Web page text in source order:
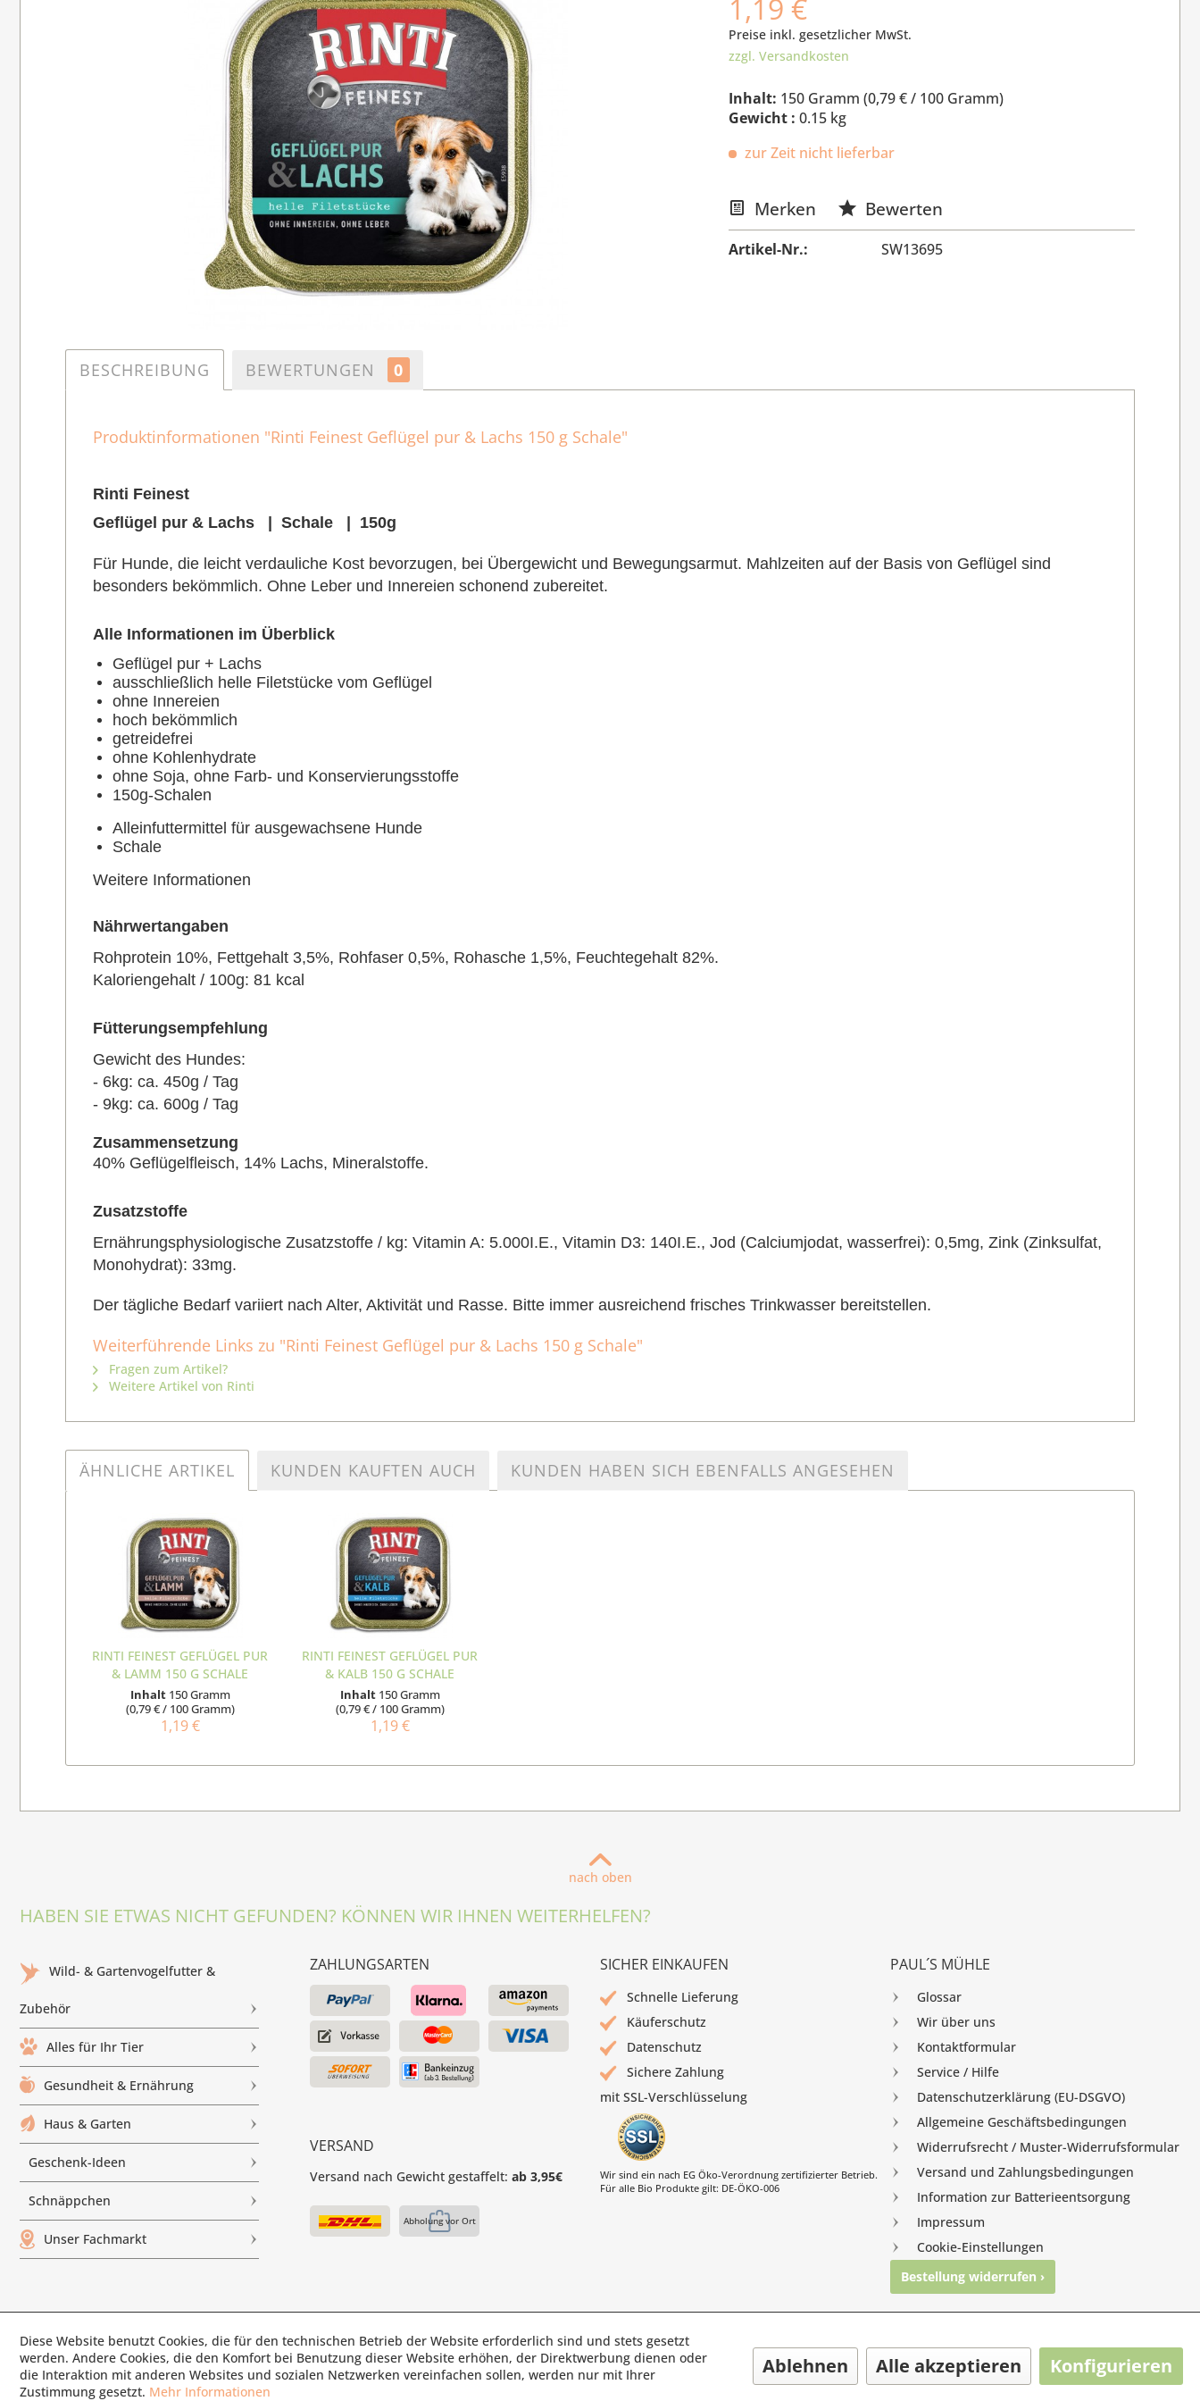
1,19 €
Preise inkl. gesetzlicher MwSt.
zzgl. Versandkosten
Inhalt: 150 Gramm (0,79 €/ 100 Gramm)
Gewicht : 0.15 kg
zur Zeit nicht lieferbar
Merken Bewerten
Artikel-Nr.: SW13695
BESCHREIBUNG BEWERTUNGEN 0
Produktinformationen "Rinti Feinest Geflügel pur & Lachs 150 g Schale"
Rinti Feinest
Geflügel pur & Lachs | Schale | 150g
Für Hunde, die leicht verdauliche Kost bevorzugen, bei Übergewicht und Bewegungsarmut. Mahlzeiten auf der Basis von Geflügel sind
besonders bekömmlich. Ohne Leber und Innereien schonend zubereitet.
Alle Informationen im Überblick
Geflügel pur + Lachs
ausschließlich helle Filetstücke vom Geflügel
ohne Innereien
hoch bekömmlich
getreidefrei
ohne Kohlenhydrate
ohne Soja, ohne Farb- und Konservierungsstoffe
150g-Schalen
Alleinfuttermittel für ausgewachsene Hunde
Schale
Weitere Informationen
Nährwertangaben
Rohprotein 10%, Fettgehalt 3,5%, Rohfaser 0,5%, Rohasche 1,5%, Feuchtegehalt 82%.
Kaloriengehalt / 100g: 81 kcal
Fütterungsempfehlung
Gewicht des Hundes:
- 6kg: ca. 450g / Tag
- 9kg: ca. 600g / Tag
Zusammensetzung
40% Geflügelfleisch, 14% Lachs, Mineralstoffe.
Zusatzstoffe
Ernährungsphysiologische Zusatzstoffe / kg: Vitamin A: 5.000I.E., Vitamin D3: 140I.E., Jod (Calciumjodat, wasserfrei): 0,5mg, Zink (Zinksulfat,
Monohydrat): 33mg.
Der tägliche Bedarf variiert nach Alter, Aktivität und Rasse. Bitte immer ausreichend frisches Trinkwasser bereitstellen.
Weiterführende Links zu "Rinti Feinest Geflügel pur & Lachs 150 g Schale"
Fragen zum Artikel?
Weitere Artikel von Rinti
ÄHNLICHE ARTIKEL KUNDEN KAUFTEN AUCH KUNDEN HABEN SICH EBENFALLS ANGESEHEN
RINTI FEINEST GEFLÜGEL PUR
& LAMM 150 G SCHALE
Inhalt 150 Gramm
(0,79 € / 100 Gramm)
1,19 €
RINTI FEINEST GEFLÜGEL PUR
& KALB 150 G SCHALE
Inhalt 150 Gramm
(0,79 € / 100 Gramm)
1,19 €
nach oben
HABEN SIE ETWAS NICHT GEFUNDEN? KÖNNEN WIR IHNEN WEITERHELFEN?
Wild- & Gartenvogelfutter &
Zubehör
Alles für Ihr Tier
Gesundheit & Ernährung
Haus & Garten
Geschenk-Ideen
Schnäppchen
Unser Fachmarkt
ZAHLUNGSARTEN
VERSAND
Versand nach Gewicht gestaffelt: ab 3,95€
Abholung vor Ort
SICHER EINKAUFEN
Schnelle Lieferung
Käuferschutz
Datenschutz
Sichere Zahlung
mit SSL-Verschlüsselung
Wir sind ein nach EG Öko-Verordnung zertifizierter Betrieb.
Für alle Bio Produkte gilt: DE-ÖKO-006
PAUL´S MÜHLE
Glossar
Wir über uns
Kontaktformular
Service / Hilfe
Datenschutzerklärung (EU-DSGVO)
Allgemeine Geschäftsbedingungen
Widerrufsrecht / Muster-Widerrufsformular
Versand und Zahlungsbedingungen
Information zur Batterieentsorgung
Impressum
Cookie-Einstellungen
Bestellung widerrufen ›
© Paul's Mühle | Inhaber: Christof Paul e.K. | Westring 2 | 45659 Recklinghausen
Fax: 02361 -28831 | E-Mail: info@pauls-muehle.de
Diese Website benutzt Cookies, die für den technischen Betrieb der Website erforderlich sind und stets gesetzt
werden. Andere Cookies, die den Komfort bei Benutzung dieser Website erhöhen, der Direktwerbung dienen oder
die Interaktion mit anderen Websites und sozialen Netzwerken vereinfachen sollen, werden nur mit Ihrer
Zustimmung gesetzt. Mehr Informationen
Ablehnen Alle akzeptieren Konfigurieren